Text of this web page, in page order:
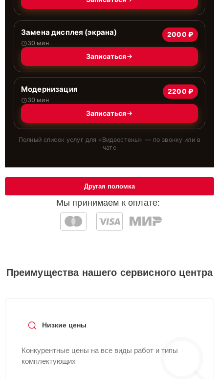
Замена дисплея (экрана)
30 мин
2000 ₽
Записаться
Модернизация
30 мин
2200 ₽
Записаться
Полный список услуг для «Видеостены» — по звонку или в
чате
Мы принимаем к оплате:
Другая поломка
Преимущества нашего сервисного центра
Низкие цены
Конкурентные цены на все виды работ и типы
комплектующих